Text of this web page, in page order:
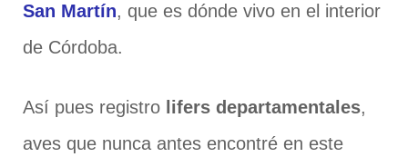
San Martín, que es dónde vivo en el interior
de Córdoba.
Así pues registro lifers departamentales,
aves que nunca antes encontré en este